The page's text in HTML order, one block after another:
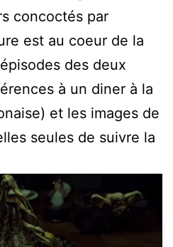
concoctés par
est au coeur de la
des deux
à un diner à la
et les images de
seules de suivre la